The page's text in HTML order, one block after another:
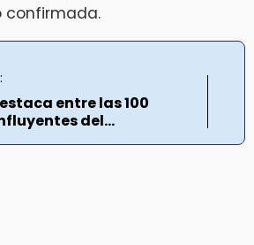
confirmada.
entre las 100
del...